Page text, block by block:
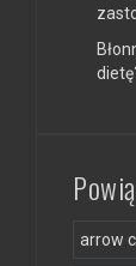
arrow